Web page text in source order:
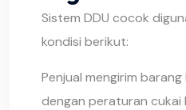
Sistem DDU cocok
kondisi berikut:
Penjual mengirim
dengan peraturan cukai